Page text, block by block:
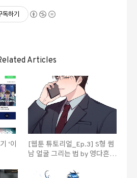
독하기
Articles
‘이
[웹툰 튜토리얼_Ep.3] S형 썸
남 얼굴 그리는 법 by 영다흔작